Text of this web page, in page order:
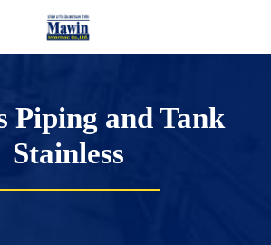
Piping and Tank
Stainless